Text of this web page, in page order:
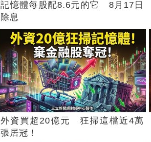
記憶體每股配8.6元的它 8月17日
除息
外資買超20億元 狂掃這檔近4萬
張居冠！